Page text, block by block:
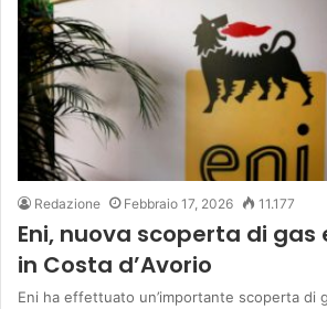
Redazione Febbraio 17, 2026 11.177
Eni, nuova scoperta di
in Costa d’Avorio
Eni ha effettuato un’importante scoperta di